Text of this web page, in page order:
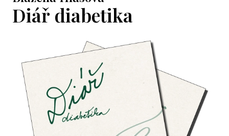
Diář diabetika